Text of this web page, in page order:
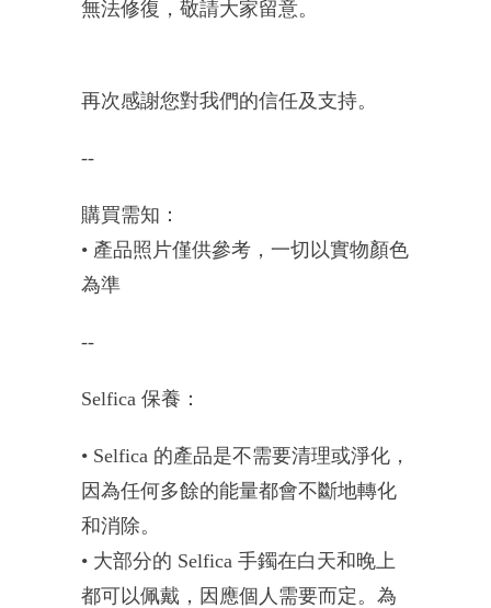
無法修復，敬請大家留意。
再次感謝您對我們的信任及支持。
--
購買需知：
• 產品照片僅供參考，一切以實物顏色
為準
--
Selfica 保養：
• Selfica 的產品是不需要清理或淨化，
因為任何多餘的能量都會不斷地轉化
和消除。
• 大部分的 Selfica 手鐲在白天和晚上
都可以佩戴，因應個人需要而定。為